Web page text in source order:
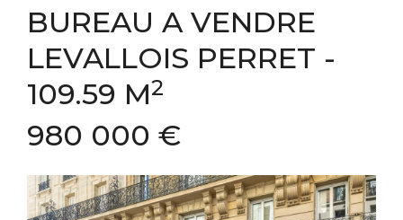
BUREAU A VENDRE
LEVALLOIS PERRET -
109.59 M2
980 000 €